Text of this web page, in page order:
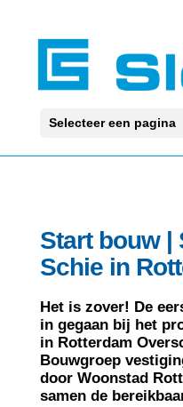
Selecteer een pagina
Start bouw |
Schie in
Het is zover! De
in gegaan bij het
in Rotterdam
Bouwgroep
door Woonstad
samen de